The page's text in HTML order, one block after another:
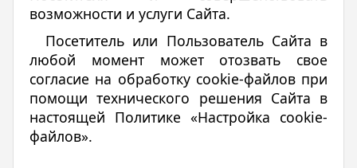
возможности и услуги Сайта.
Посетитель или Пользователь Сайта в
любой момент может отозвать свое
согласие на обработку cookie-файлов при
помощи технического решения Сайта в
настоящей Политике «Настройка cookie-
файлов».